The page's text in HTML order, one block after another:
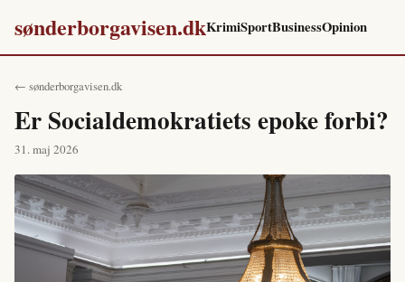
sønderborgavisen.dkKrimiSportBusinessOpinion
← sønderborgavisen.dk
Er Socialdemokratiets epoke forbi?
31. maj 2026